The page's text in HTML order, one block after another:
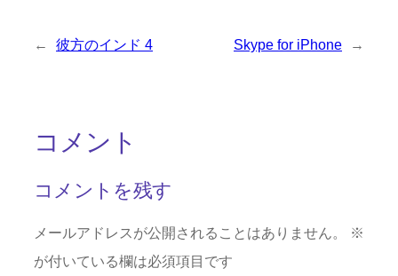
← 彼方のインド 4 Skype for iPhone →
コメント
コメントを残す
メールアドレスが公開されることはありません。
※
が付いている欄は必須項目です